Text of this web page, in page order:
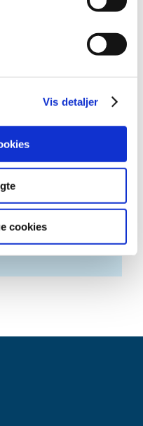
Vis detaljer
cookies
til mennesker og dyr
påhøringsportalen